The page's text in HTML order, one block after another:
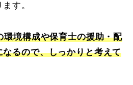
す。
環境構成や保育士の援助・配
るので、しっかりと考えて